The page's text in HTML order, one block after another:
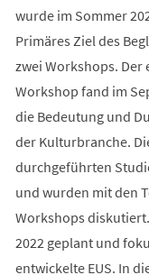
wurde im Sommer
Primäres Ziel des
zwei Workshops.
Workshop fand im
die Bedeutung und
der Kulturbranche.
durchgeführten
und wurden mit den
Workshops
2022 geplant und
entwickelte EUS. In